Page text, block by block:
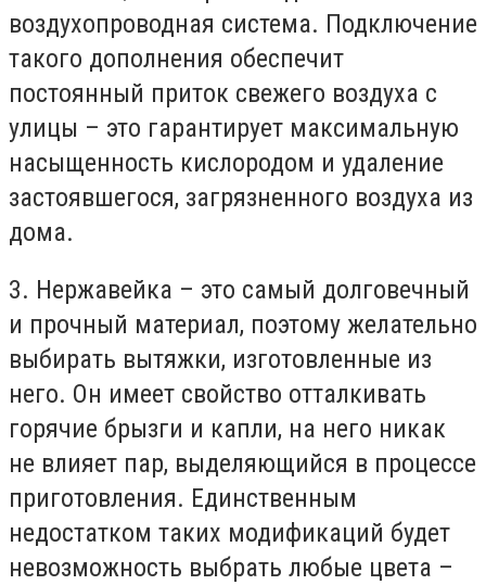
воздухопроводная система. Подключение
такого дополнения обеспечит
постоянный приток свежего воздуха с
улицы – это гарантирует максимальную
насыщенность кислородом и удаление
застоявшегося, загрязненного воздуха из
дома.
3. Нержавейка – это самый долговечный
и прочный материал, поэтому желательно
выбирать вытяжки, изготовленные из
него. Он имеет свойство отталкивать
горячие брызги и капли, на него никак
не влияет пар, выделяющийся в процессе
приготовления. Единственным
недостатком таких модификаций будет
невозможность выбрать любые цвета –